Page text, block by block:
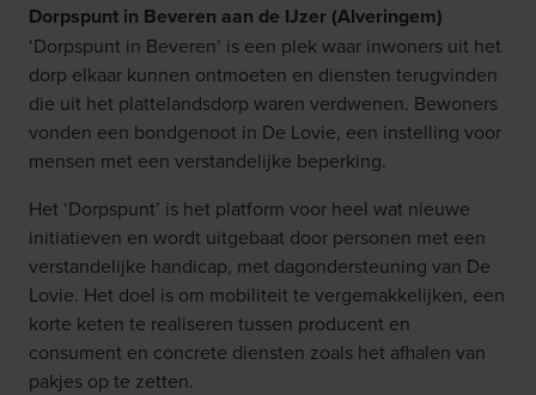
Dorpspunt in Beveren aan de IJzer (Alveringem)
‘Dorpspunt in Beveren’ is een plek waar inwoners uit het
dorp elkaar kunnen ontmoeten en diensten terugvinden
die uit het plattelandsdorp waren verdwenen. Bewoners
vonden een bondgenoot in De Lovie, een instelling voor
mensen met een verstandelijke beperking.
Het ‘Dorpspunt’ is het platform voor heel wat nieuwe
initiatieven en wordt uitgebaat door personen met een
verstandelijke handicap, met dagondersteuning van De
Lovie. Het doel is om mobiliteit te vergemakkelijken, een
korte keten te realiseren tussen producent en
consument en concrete diensten zoals het afhalen van
pakjes op te zetten.